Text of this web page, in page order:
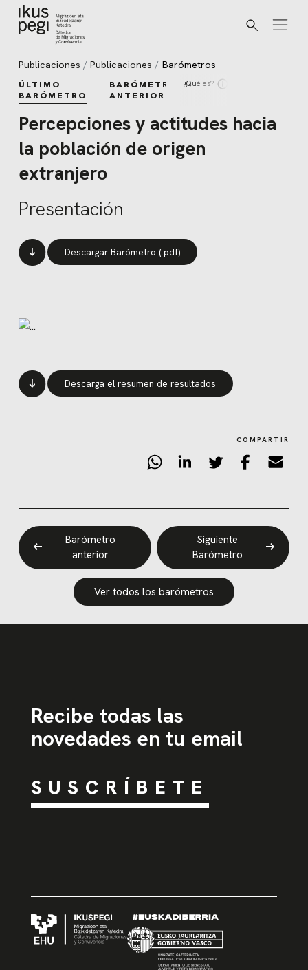
Ir directamente al contenido
Buscar
Publicaciones Publicaciones Barómetros
ÚLTIMO
BARÓMETRO
BARÓMETROS
ANTERIORES
¿Qué es?
Percepciones y actitudes hacia
la población de origen
extranjero
Presentación
Descargar Barómetro (.pdf)
Descarga el resumen de resultados
COMPARTIR
Barómetro
anterior
Siguiente
Barómetro
Ver todos los barómetros
Recibe todas las
novedades en tu email
SUSCRÍBETE